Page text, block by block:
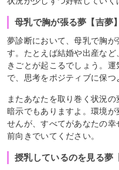
母乳で胸が張る夢【吉夢】
夢診断において、母乳で胸が
す。たとえば結婚や出産な
きごとが起こるでしょう。
で、思考をポジティブに保つ
またあなたを取り巻く状況
暗示でもありますよ。環境
せんが、すべてがあなたの幸
前向きでいてください。
授乳しているのを見る夢